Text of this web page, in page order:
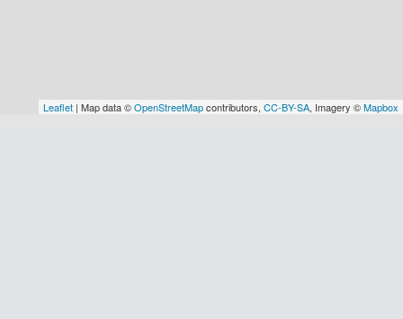
Leaflet | Map data ©OpenStreetMapcontributors, CC-BY-SA, Imagery ©Mapbox